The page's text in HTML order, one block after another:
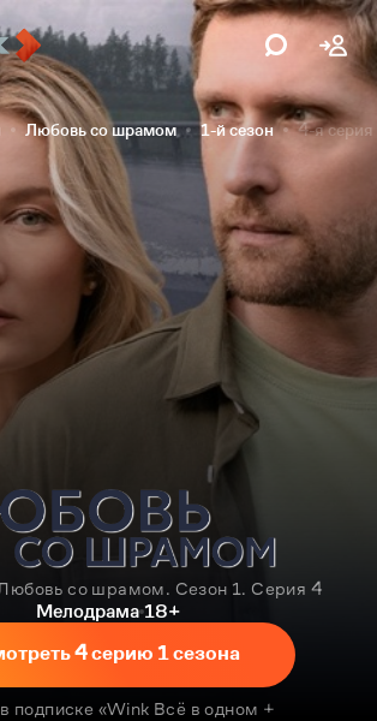
Любовь со шрамом 1-й сезон 4-я серия
со шрамом. Сезон 1. Серия 4
Мелодрама 18+
4 серию 1 сезона
подписке «Wink Всё в одном +